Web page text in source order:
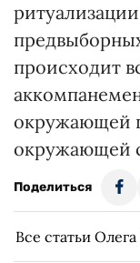
происходит
окружающей
окружающей
Поделиться
Все статьи